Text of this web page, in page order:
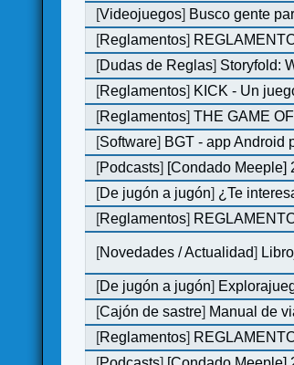
[Videojuegos] Busco gente
[Reglamentos]
[Dudas de Reglas] Storyfold:
[Reglamentos] KICK - Un
[Reglamentos]THE GAME
[Software] BGT - app Android
[Podcasts] [Condado Meeple]
[De jugón a jugón] ¿Te
[Reglamentos]
[Novedades / Actualidad]
[De jugón a jugón]
[Cajón de sastre] Manual de
[Reglamentos]